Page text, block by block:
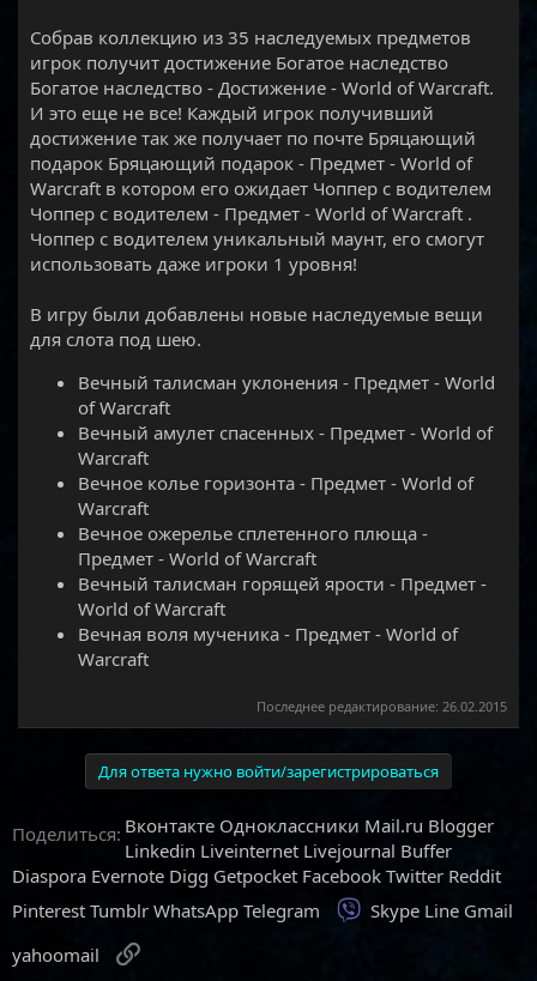
Собрав коллекцию из 35 наследуемых предметов
игрок получит достижение Богатое наследство
Богатое наследство - Достижение - World of Warcraft.
И это еще не все! Каждый игрок получивший
достижение так же получает по почте Бряцающий
подарок Бряцающий подарок - Предмет - World of
Warcraft в котором его ожидает Чоппер с водителем
Чоппер с водителем - Предмет - World of Warcraft .
Чоппер с водителем уникальный маунт, его смогут
использовать даже игроки 1 уровня!
В игру были добавлены новые наследуемые вещи
для слота под шею.
Вечный талисман уклонения - Предмет - World
of Warcraft
Вечный амулет спасенных - Предмет - World of
Warcraft
Вечное колье горизонта - Предмет - World of
Warcraft
Вечное ожерелье сплетенного плюща -
Предмет - World of Warcraft
Вечный талисман горящей ярости - Предмет -
World of Warcraft
Вечная воля мученика - Предмет - World of
Warcraft
Последнее редактирование: 26.02.2015
Для ответа нужно войти/зарегистрироваться
Поделиться: Вконтакте Одноклассники Mail.ru Blogger
Linkedin Liveinternet Livejournal Buffer
Diaspora Evernote Digg Getpocket Facebook Twitter Reddit
Pinterest Tumblr WhatsApp Telegram Viber
Skype Line Gmail
yahoomail